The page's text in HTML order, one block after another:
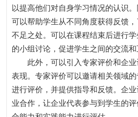
以提高他们对自身学习情况的认识
可以帮助学生从不同角度获得反馈
不足之处。可以在课程结束后进行
的小组讨论，促进学生之间的交流和
此外，可以引入专家评价和企
表现。专家评价可以邀请相关领域
进行评价，并提供指导和反馈。企
业合作，让企业代表参与到学生的